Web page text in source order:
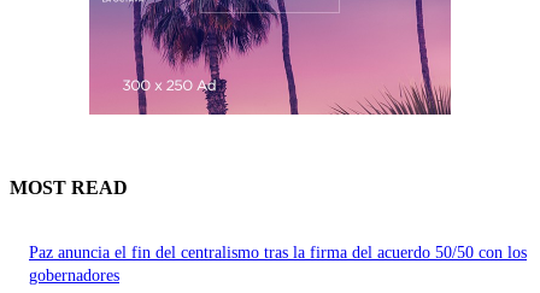
MOST READ
Paz anuncia el fin del centralismo tras la firma del acuerdo 50/50 con los
gobernadores